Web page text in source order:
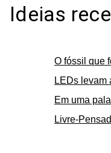
Ideias
O fóssil que
LEDs levam
Em uma
Livre-